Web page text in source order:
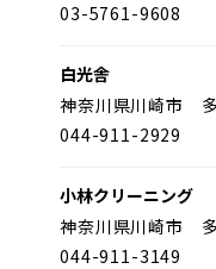
03-5761-9608
白光舎
神奈川県川崎市
044-911-2929
小林クリーニング
神奈川県川崎市
044-911-3149